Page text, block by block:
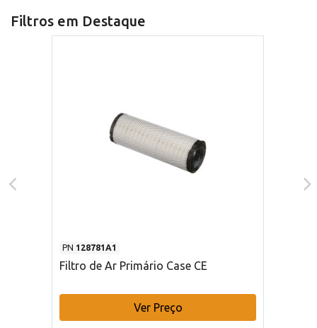
Filtros em Destaque
PN 128781A1
Filtro de Ar Primário Case CE
Ver Preço